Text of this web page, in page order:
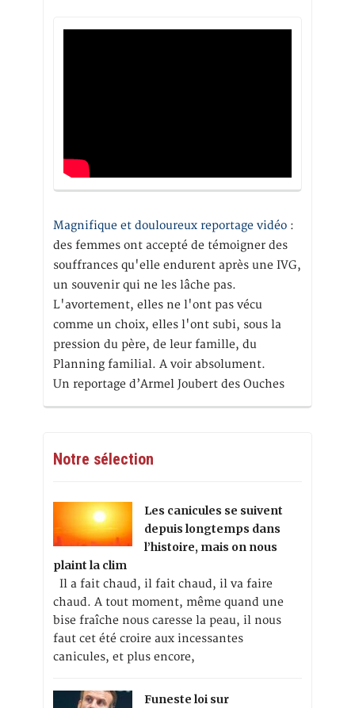
Magnifique et douloureux reportage vidéo :
des femmes ont accepté de témoigner des
souffrances qu'elle endurent après une IVG,
un souvenir qui ne les lâche pas.
L'avortement, elles ne l'ont pas vécu
comme un choix, elles l'ont subi, sous la
pression du père, de leur famille, du
Planning familial. A voir absolument.
Un reportage d’Armel Joubert des Ouches
Notre sélection
Les canicules se suivent
depuis longtemps dans
l’histoire, mais on nous
plaint la clim
Il a fait chaud, il fait chaud, il va faire
chaud. A tout moment, même quand une
bise fraîche nous caresse la peau, il nous
faut cet été croire aux incessantes
canicules, et plus encore,
Funeste loi sur